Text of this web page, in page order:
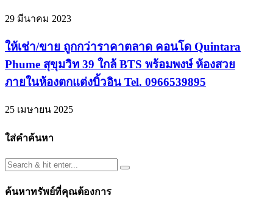
29 มีนาคม 2023
ให้เช่า/ขาย ถูกกว่าราคาตลาด คอนโด Quintara
Phume สุขุมวิท 39 ใกล้ BTS พร้อมพงษ์ ห้องสวย
ภายในห้องตกแต่งบิ้วอิน Tel. 0966539895
25 เมษายน 2025
ใส่คำค้นหา
ค้นหาทรัพย์ที่คุณต้องการ